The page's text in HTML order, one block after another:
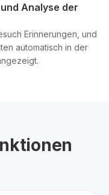
Analyse der
Erinnerungen, und
automatisch in der